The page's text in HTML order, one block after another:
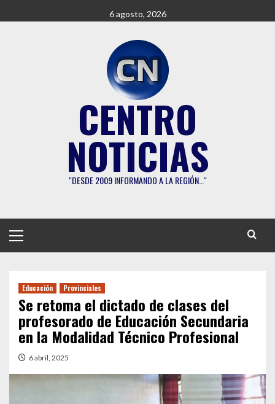
al
6 agosto, 2026
CENTRO
NOTICIAS
"DESDE 2009 INFORMANDO A LA REGIÓN…"
principal
Educación Provinciales
Se retoma el dictado de clases del
profesorado de Educación Secundaria
en la Modalidad Técnico Profesional
6 abril, 2025